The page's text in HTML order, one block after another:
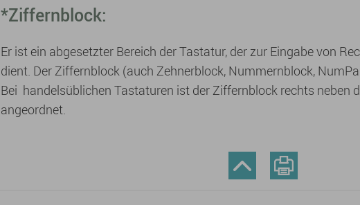
*Ziffernblock:
Er ist ein abgesetzter Bereich der Tastatur, der zur Eingabe von
dient. Der Ziffernblock (auch Zehnerblock, Nummernblock,
Bei handelsüblichen Tastaturen ist der Ziffernblock rechts neben
angeordnet.